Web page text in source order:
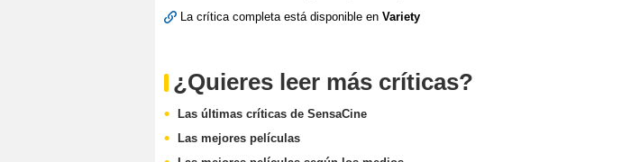
La crítica completa está disponible en Variety
¿Quieres leer más críticas?
Las últimas críticas de SensaCine
Las mejores películas